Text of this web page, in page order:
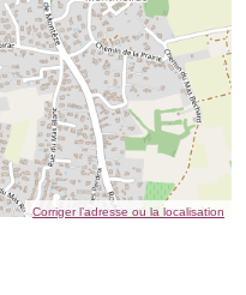
Corriger l’adresse ou la localisation